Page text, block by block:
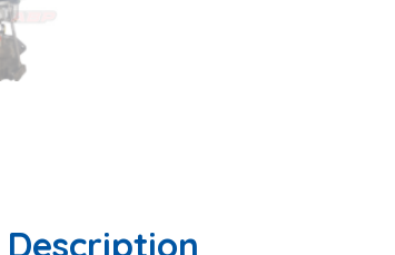
Description